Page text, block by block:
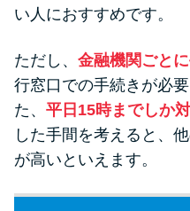
い人におすすめです。
ただし、 金融機関ごと
行窓口での手続きが必
た、 平日15時までしか
した手間を考えると、
が高いといえます。